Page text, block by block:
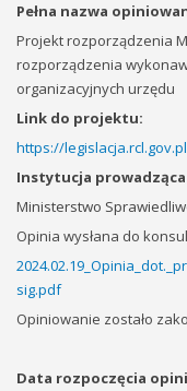
Pełna nazwa
Projekt rozporządzenia
rozporządzenia
organizacyjnych urzędu
Link do projektu:
https://
Instytucja prowadząca
Ministerstwo
Opinia wysłana do
sig.pdf
Opiniowanie zostało
Data rozpoczęcia